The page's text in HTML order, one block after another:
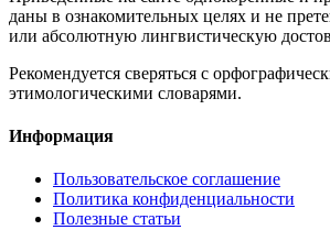
даны в ознакомительных целях и не
или абсолютную лингвистическую
Рекомендуется сверяться с
этимологическими словарями.
Информация
Пользовательское соглашение
Политика конфиденциальности
Полезные статьи